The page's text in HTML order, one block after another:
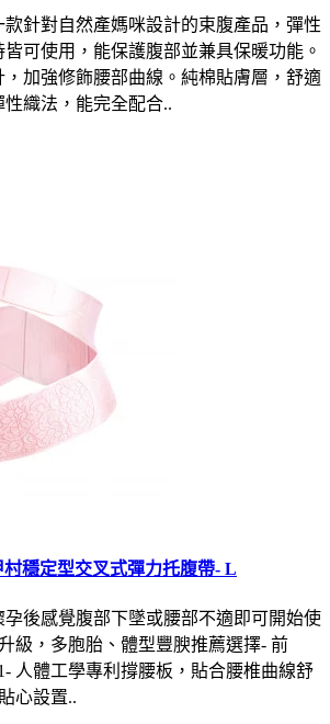
針對自然產媽咪設計的束腹產品，彈性
可使用，能保護腹部並兼具保暖功能。
加強修飾腰部曲線。純棉貼膚層，舒適
織法，能完全配合..
穩定型交叉式彈力托腹帶- L
後感覺腹部下墜或腰部不適即可開始使
級，多胞胎、體型豐腴推薦選擇- 前
人體工學專利撐腰板，貼合腰椎曲線舒
心設置..